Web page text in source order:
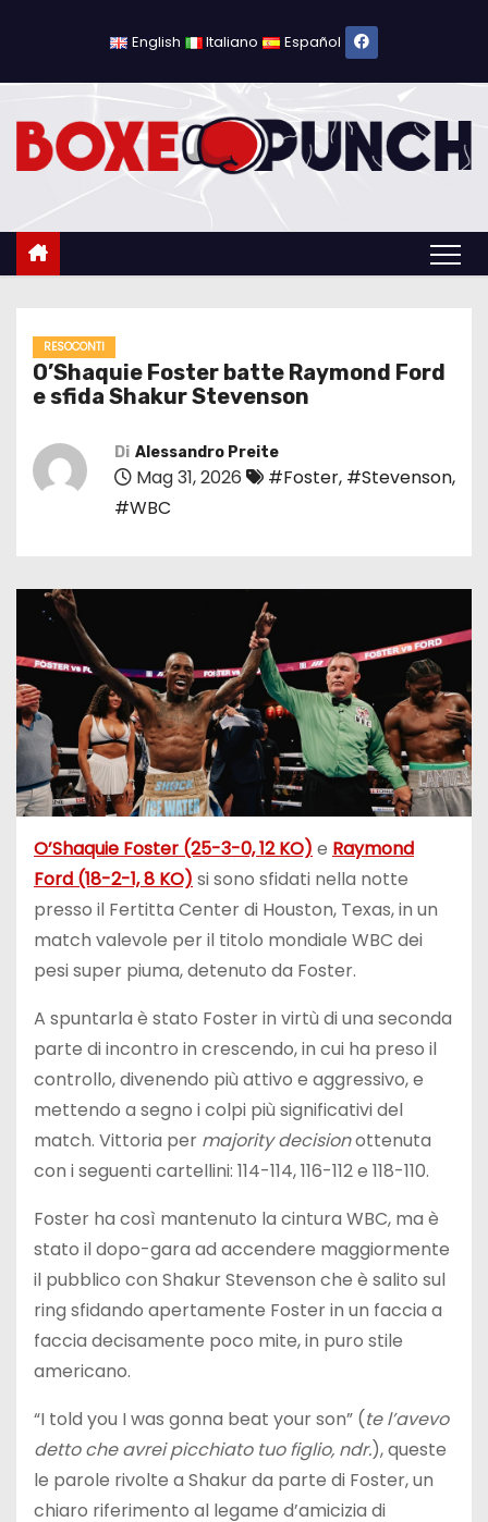
c
English Italiano Español
RESOCONTI
O’Shaquie Foster batte Raymond Ford
e sfida Shakur Stevenson
Di Alessandro Preite
Mag 31, 2026 #Foster, #Stevenson,
#WBC
O’Shaquie Foster (25-3-0, 12 KO) e Raymond
Ford (18-2-1, 8 KO) si sono sfidati nella notte
presso il Fertitta Center di Houston, Texas, in un
match valevole per il titolo mondiale WBC dei
pesi super piuma, detenuto da Foster.
A spuntarla è stato Foster in virtù di una seconda
parte di incontro in crescendo, in cui ha preso il
controllo, divenendo più attivo e aggressivo, e
mettendo a segno i colpi più significativi del
match. Vittoria per majority decisionottenuta
con i seguenti cartellini: 114-114, 116-112 e 118-110.
Foster ha così mantenuto la cintura WBC, ma è
stato il dopo-gara ad accendere maggiormente
il pubblico con Shakur Stevenson che è salito sul
ring sfidando apertamente Foster in un faccia a
faccia decisamente poco mite, in puro stile
americano.
“I told you I was gonna beat your son” (te l’avevo
detto che avrei picchiato tuo figlio, ndr.), queste
le parole rivolte a Shakur da parte di Foster, un
chiaro riferimento al legame d’amicizia di